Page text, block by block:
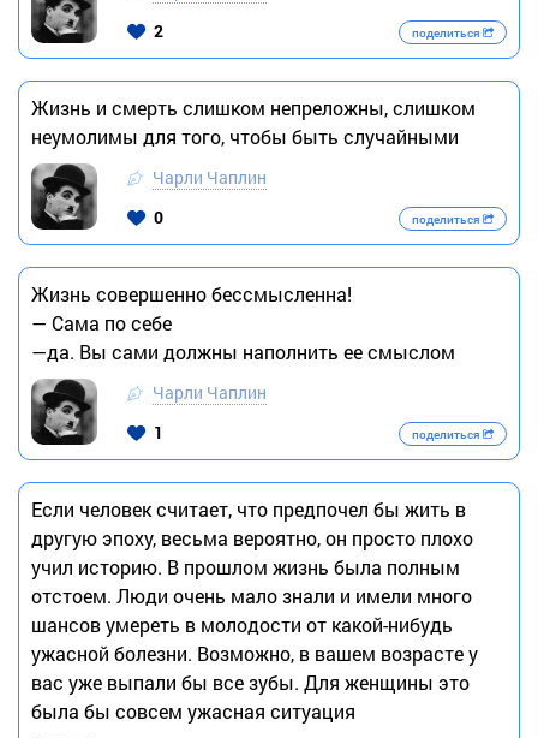
2
поделиться
Жизнь и смерть слишком непреложны, слишком
неумолимы для того, чтобы быть случайными
Чарли Чаплин
0
поделиться
Жизнь совершенно бессмысленна!
— Сама по себе
—да. Вы сами должны наполнить ее смыслом
Чарли Чаплин
1
поделиться
Если человек считает, что предпочел бы жить в
другую эпоху, весьма вероятно, он просто плохо
учил историю. В прошлом жизнь была полным
отстоем. Люди очень мало знали и имели много
шансов умереть в молодости от какой-нибудь
ужасной болезни. Возможно, в вашем возрасте у
вас уже выпали бы все зубы. Для женщины это
была бы совсем ужасная ситуация